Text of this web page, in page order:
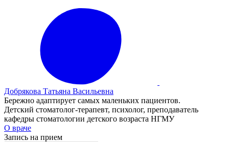
Добрякова Татьяна Васильевна
Бережно адаптирует самых маленьких пациентов.
Детский стоматолог-терапевт, психолог, преподаватель
кафедры стоматологии детского возраста НГМУ
О враче
Запись на прием